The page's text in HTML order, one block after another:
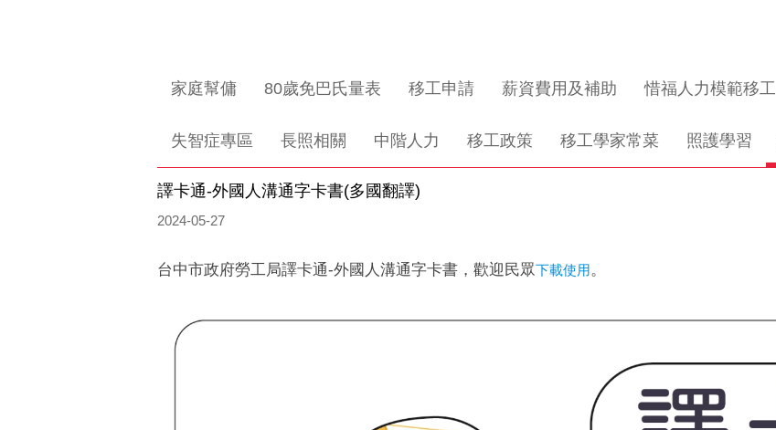
家庭幫傭 80歲免巴氏量表 移工申請 薪資費用及補助 惜福人力模範移工
失智症專區 長照相關 中階人力 移工政策 移工學家常菜 照護學習
譯卡通-外國人溝通字卡書(多國翻譯)
2024-05-27
台中市政府勞工局譯卡通-外國人溝通字卡書，歡迎民眾下載使用。